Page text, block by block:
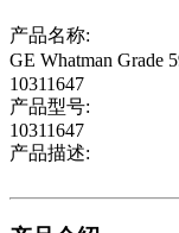
产品名称:
GE Whatman Grade
10311647
产品型号:
10311647
产品描述: